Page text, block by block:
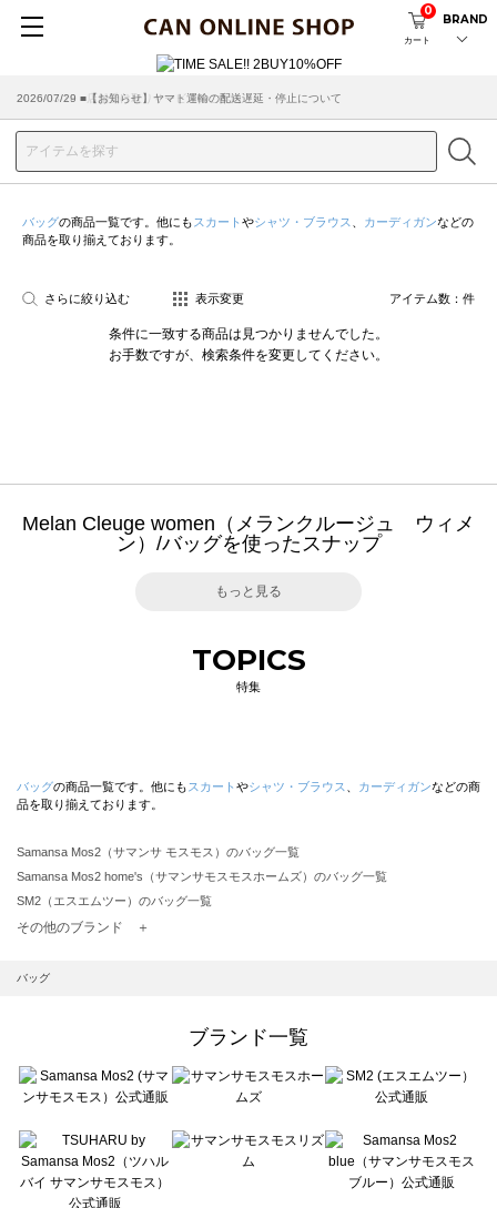
カート
0
BRAND
2026/07/29 ■【お知らせ】ヤマト運輸の配送遅延・停止について
2026/03/18 ■店舗受け取りサービスのご案内
バッグの商品一覧です。他にも スカート やシャツ・ブラウス カーディガンなどの
商品を取り揃えております。
さらに絞り込む 表示変更 アイテム数： 件
条件に一致する商品は見つかりませんでした。
お手数ですが、検索条件を変更してください。
Melan Cleuge women（メランクルージュ ウィメ
ン）/バッグを使ったスナップ
もっと見る
TOPICS
特集
バッグの商品一覧です。他にも スカート やシャツ・ブラウス カーディガンなどの商
品を取り揃えております。
Samansa Mos2（サマンサ モスモス）のバッグ一覧
Samansa Mos2 home's（サマンサモスモスホームズ）のバッグ一覧
SM2（エスエムツー）のバッグ一覧
TSUHARU by Samansa Mos2（ツハルバイサマンサモスモス）のバッグ一覧
Samansa Mos2 blue（サマンサモスモス ブルー）のバッグ一覧
sō4ū（ソウフォーユー）のバッグ一覧
Te chichi（テチチ）のバッグ一覧
Te chichi CLASSIC（テチチ クラシック）のバッグ一覧
Lugnoncure（ルノンキュール）のバッグ一覧
BETTY'S BLUE（べティーズブルー）のバッグ一覧
Wpc.（ワールドパーティー）のバッグ一覧
その他のブランド ＋
バッグ
ブランド一覧